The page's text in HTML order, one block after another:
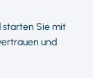
starten Sie mit
und